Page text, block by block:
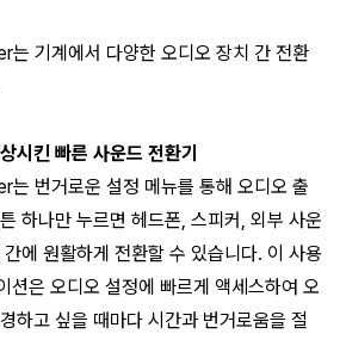
기계에서 다양한 오디오 장치 간 전환
시킨 빠른 사운드 전환기
번거로운 설정 메뉴를 통해 오디오 출
하나만 누르면 헤드폰, 스피커, 외부 사운
에 원활하게 전환할 수 있습니다. 이 사용
션은 오디오 설정에 빠르게 액세스하여 오
하고 싶을 때마다 시간과 번거로움을 절